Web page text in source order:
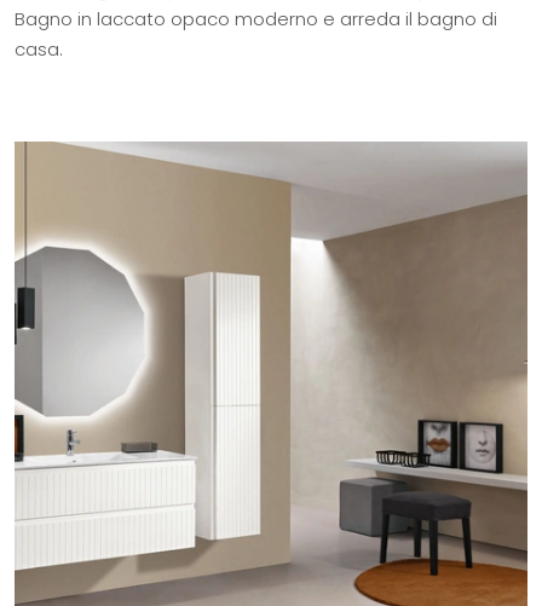
Bagno in laccato opaco moderno e arreda il bagno di
casa.